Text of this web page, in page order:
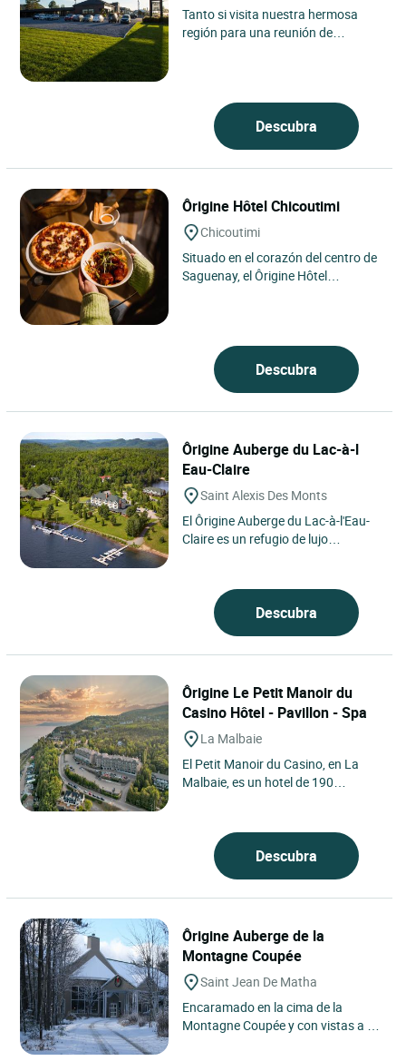
Tanto si visita nuestra hermosa
región para una reunión de
Descubra
Ôrigine Hôtel Chicoutimi
Chicoutimi
Situado en el corazón del centro de
Saguenay, el Ôrigine Hôtel
Descubra
Ôrigine Auberge du Lac-à-l
Eau-Claire
Saint Alexis Des Monts
El Ôrigine Auberge du Lac-à-l'Eau-
Claire es un refugio de lujo
Descubra
Ôrigine Le Petit Manoir du
Casino Hôtel - Pavillon - Spa
La Malbaie
El Petit Manoir du Casino, en La
Malbaie, es un hotel de 190
Descubra
Ôrigine Auberge de la
Montagne Coupée
Saint Jean De Matha
Encaramado en la cima de la
Montagne Coupée y con vistas a un